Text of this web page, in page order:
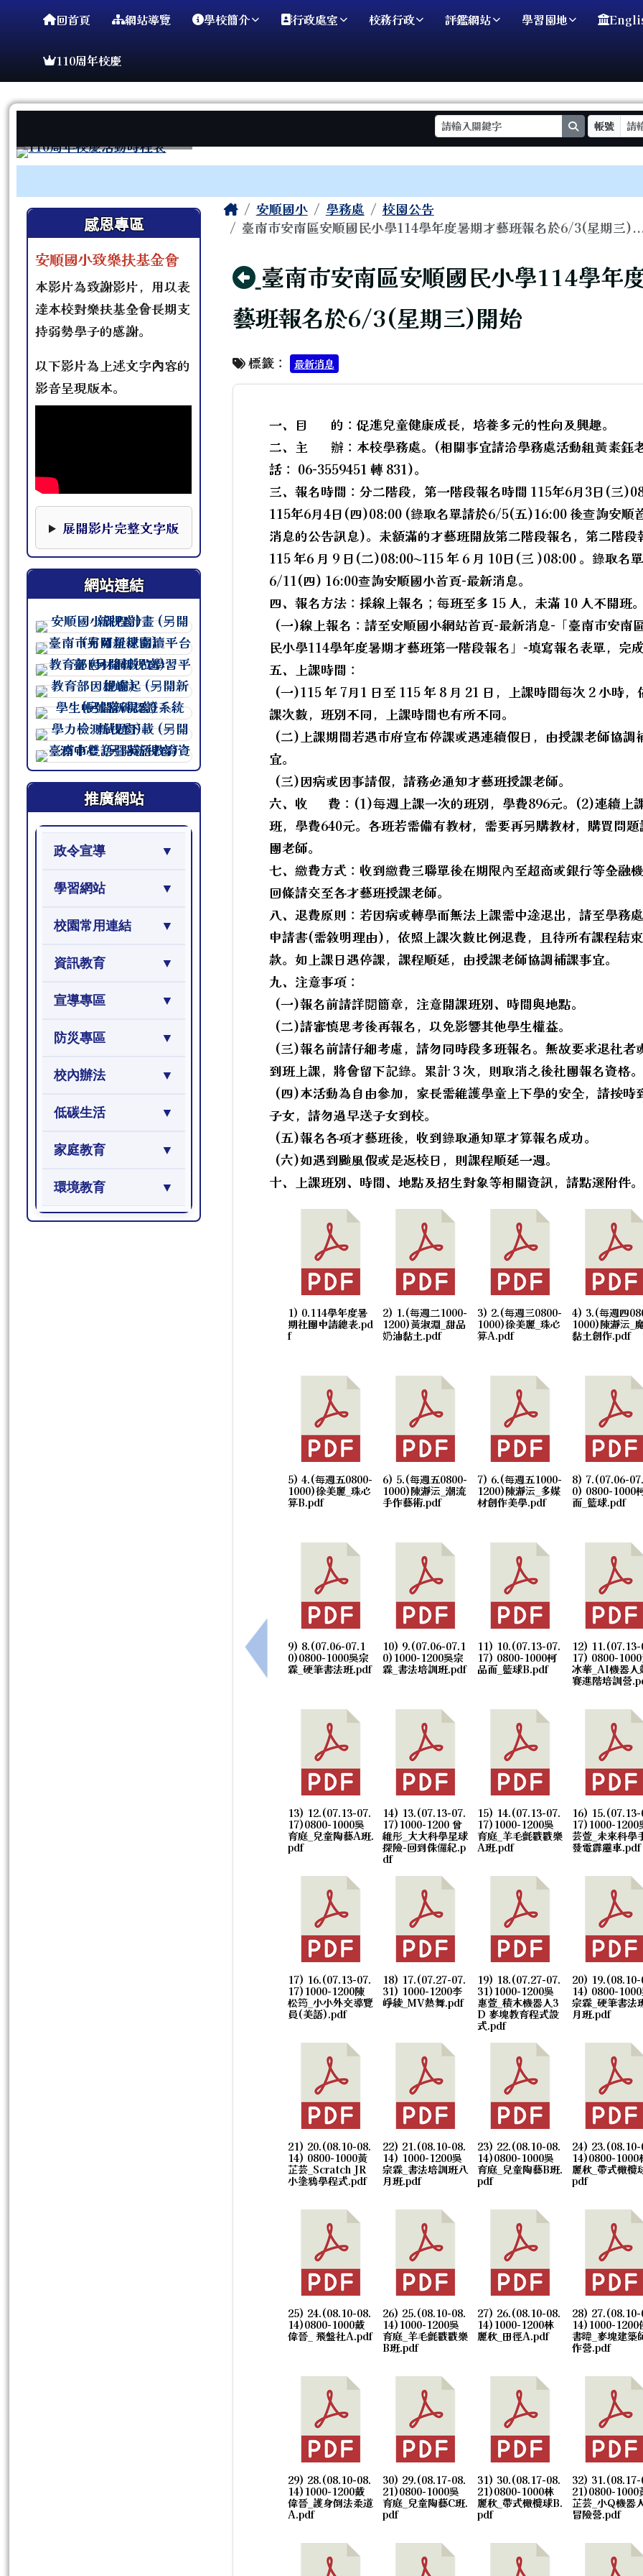
臺南市安順國小
導覽列回首頁 網站導覽 學校簡介 行政處室 校務行政 評鑑網站 學習園地
110周年校慶
search
帳號
左邊區域內容
感恩專區
安順國小致樂扶基金會
本影片為致謝影片，用以表
達本校對樂扶基金會長期支
持弱勢學子的感謝。
以下影片為上述文字內容的
影音呈現版本。
本影片下方提供完整文字版，可作為影片資訊的替代閱讀內容。
展開影片完整文字版
網站連結
連至 http://course.tn.edu.tw/school.aspx?sch=213626
連至 http://course.tn.edu.tw/school.aspx?sch=213626
連至 http://course.tn.edu.tw/school.aspx?sch=213626
連至 http://course.tn.edu.tw/school.aspx?sch=213626
連至 http://course.tn.edu.tw/school.aspx?sch=213626
連至 http://course.tn.edu.tw/school.aspx?sch=213626
連至 http://course.tn.edu.tw/school.aspx?sch=213626
推廣網站
政令宣導
學習網站
校園常用連結
資訊教育
宣導專區
防災專區
校內辦法
低碳生活
家庭教育
環境教育
主內容區域
Home安順國小 學務處
校園公告
臺南市安南區安順國民小學114學年度暑期才藝班報名於6/3(星期三
回上頁
臺南市安南區安順國民小學114學年
藝班報名於6/3(星期三)開始
標籤： 最新消息
上一筆：適逢畢業季及暑假將至，請各校加強交通安全教育宣導，共
一、目 的：促進兒童健康成長，培養多元的性向及興趣。
二、主 辦：本校學務處。(相關事宜請洽學務處活動組黃素鈺
話： 06-3559451 轉 831)。
三、報名時間：分二階段，第一階段報名時間 115年6月3日(三
115年6月4日(四)08:00 (錄取名單請於6/5(五)16:00 後查詢安順
消息的公告訊息)。未額滿的才藝班開放第二階段報名，第二階段
115 年6 月 9 日(二)08:00~115 年 6 月 10日(三 )08:00 。錄取名
6/11(四) 16:00查詢安順國小首頁-最新消息。
四、報名方法：採線上報名；每班至多 15 人，未滿 10 人不開班。
(一)線上報名：請至安順國小網站首頁-最新消息-「臺南市安南
民小學114學年度暑期才藝班第一階段報名」-填寫報名表單，完成
五、上課時間：
(一)115 年 7月1 日至 115 年 8 月 21 日，上課時間每次 2 小時，
課次數，班別不同，上課時間也有所不同。
(二)上課期間若遇市府宣布停課或遇連續假日，由授課老師協調
宜。
(三)因病或因事請假，請務必通知才藝班授課老師。
六、收 費：(1)每週上課一次的班別，學費896元。(2)連續上
班，學費640元。各班若需備有教材，需要再另購教材，購買問題
團老師。
七、繳費方式：收到繳費三聯單後在期限內至超商或銀行等金融機
回條請交至各才藝班授課老師。
八、退費原則：若因病或轉學而無法上課需中途退出，請至學務
申請書(需敘明理由)，依照上課次數比例退費，且待所有課程結
款。如上課日遇停課，課程順延，由授課老師協調補課事宜。
九、注意事項：
(一)報名前請詳閱簡章，注意開課班別、時間與地點。
(二)請審慎思考後再報名，以免影響其他學生權益。
(三)報名前請仔細考慮，請勿同時段多班報名。無故要求退社者
到班上課，將會留下記錄。累計 3 次，則取消之後社團報名資格。
(四)本活動為自由參加，家長需維護學童上下學的安全，請按時
子女，請勿過早送子女到校。
(五)報名各項才藝班後，收到錄取通知單才算報名成功。
(六)如遇到颱風假或是返校日，則課程順延一週。
十、上課班別、時間、地點及招生對象等相關資訊，請點選附件。
1) 0.114學年度暑
期社團申請總表.pd
f
2) 1.(每週二1000-
1200)黃淑淵_甜品
奶油黏土.pdf
3) 2.(每週三0800-
1000)徐美麗_珠心
算A.pdf
4) 3.(每週四
1000)陳瀞沄_
黏土創作.pdf
5) 4.(每週五0800-
1000)徐美麗_珠心
算B.pdf
6) 5.(每週五0800-
1000)陳瀞沄_潮流
手作藝術.pdf
7) 6.(每週五1000-
1200)陳瀞沄_多媒
材創作美學.pdf
8) 7.(07.06-
0) 0800-1000
而_籃球.pdf
9) 8.(07.06-07.1
0)0800-1000吳宗
霖_硬筆書法班.pdf
10) 9.(07.06-07.1
0)1000-1200吳宗
霖_書法培訓班.pdf
11) 10.(07.13-07.
17) 0800-1000柯
品而_籃球B.pdf
12) 11.(07.13-
17) 0800-
冰華_AI機器人
賽進階培訓營
13) 12.(07.13-07.
17)0800-1000吳
育庭_兒童陶藝A班.
pdf
14) 13.(07.13-07.
17)1000-1200 曾
維彤_大大科學星球
探險-回到侏儸紀.p
df
15) 14.(07.13-07.
17)1000-1200吳
育庭_羊毛氈戳戳樂
A班.pdf
16) 15.(07.13-
17)1000-1200
芸萱_未來科學
發電霹靂車.pdf
17) 16.(07.13-07.
17)1000-1200陳
松筠_小小外交導覽
員(美語).pdf
18) 17.(07.27-07.
31) 1000-1200李
崢綾_MV熱舞.pdf
19) 18.(07.27-07.
31)1000-1200吳
惠萱_積木機器人3
D 麥塊教育程式設
式.pdf
20) 19.(08.10-
14) 0800-
宗霖_硬筆書法
月班.pdf
21) 20.(08.10-08.
14) 0800-1000黃
芷芸_Scratch JR
小塗鴉學程式.pdf
22) 21.(08.10-08.
14) 1000-1200吳
宗霖_書法培訓班八
月班.pdf
23) 22.(08.10-08.
14)0800-1000吳
育庭_兒童陶藝B班.
pdf
24) 23.(08.10-
14)0800-1000
麗秋_帶式橄欖
pdf
25) 24.(08.10-08.
14)0800-1000戴
偉晉_ 飛盤社A.pdf
26) 25.(08.10-08.
14)1000-1200吳
育庭_羊毛氈戳戳樂
B班.pdf
27) 26.(08.10-08.
14)1000-1200林
麗秋_田徑A.pdf
28) 27.(08.10-
14)1000-1200
書暐_麥塊建築
作營.pdf
29) 28.(08.10-08.
14)1000-1200戴
偉晉_護身倒法柔道
A.pdf
30) 29.(08.17-08.
21)0800-1000吳
育庭_兒童陶藝C班.
pdf
31) 30.(08.17-08.
21)0800-1000林
麗秋_帶式橄欖球B.
pdf
32) 31.(08.17-
21)0800-1000
芷芸_小Q機器
冒險營.pdf
頁尾區域